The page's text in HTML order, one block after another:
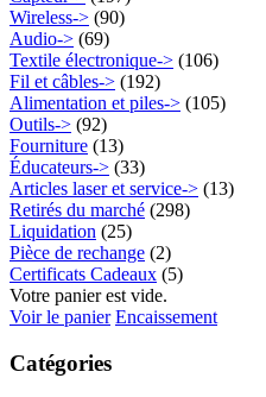
Wireless-> (90)
Audio-> (69)
Textile électronique-> (106)
Fil et câbles-> (192)
Alimentation et piles-> (105)
Outils-> (92)
Fourniture (13)
Éducateurs-> (33)
Articles laser et service-> (13)
Retirés du marché (298)
Liquidation (25)
Pièce de rechange (2)
Certificats Cadeaux (5)
Votre panier est vide.
Voir le panier Encaissement
Catégories